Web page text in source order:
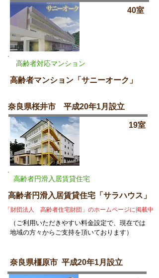
40室
高齢者マンション「サニーオーク」
高齢者対応マンション
奈良県桜井市 平成20年1月設立
19室
高齢者円滑入居賃貸住宅
高齢者円滑入居賃貸住宅「サラハウス」
「財団法人 高齢者住宅財団」のホームページに掲載中
（ご利用いただきやすい料金設定で、現在では
地域の方々からご支持を頂いております）
奈良県橿原市 平成20年1月設立